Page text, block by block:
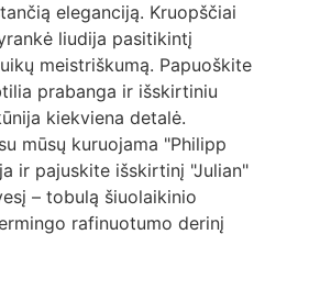
eleganciją. Kruopščiai
liudija pasitikintį
meistriškumą. Papuoškite
prabanga ir išskirtiniu
kiekviena detalė.
mūsų kuruojama "Philipp
ir pajuskite išskirtinį "Julian"
– tobulą šiuolaikinio
rafinuotumo derinį